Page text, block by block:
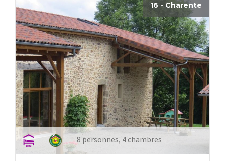
16 - Charente
8 personnes, 4 chambres